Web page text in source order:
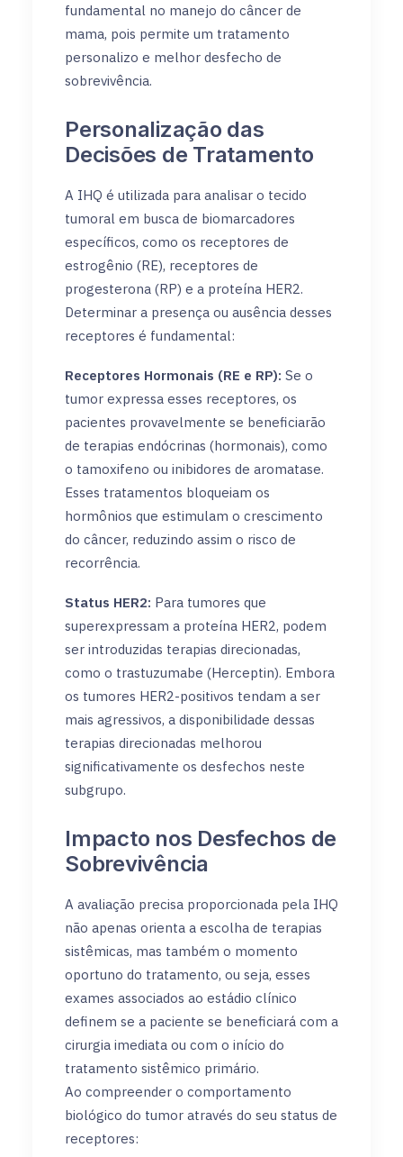
fundamental no manejo do câncer de
mama, pois permite um tratamento
personalizo e melhor desfecho de
sobrevivência.
Personalização das
Decisões de Tratamento
A IHQ é utilizada para analisar o tecido
tumoral em busca de biomarcadores
específicos, como os receptores de
estrogênio (RE), receptores de
progesterona (RP) e a proteína HER2.
Determinar a presença ou ausência desses
receptores é fundamental:
Receptores Hormonais (RE e RP): Se o
tumor expressa esses receptores, os
pacientes provavelmente se beneficiarão
de terapias endócrinas (hormonais), como
o tamoxifeno ou inibidores de aromatase.
Esses tratamentos bloqueiam os
hormônios que estimulam o crescimento
do câncer, reduzindo assim o risco de
recorrência.
Status HER2: Para tumores que
superexpressam a proteína HER2, podem
ser introduzidas terapias direcionadas,
como o trastuzumabe (Herceptin). Embora
os tumores HER2-positivos tendam a ser
mais agressivos, a disponibilidade dessas
terapias direcionadas melhorou
significativamente os desfechos neste
subgrupo.
Impacto nos Desfechos de
Sobrevivência
A avaliação precisa proporcionada pela IHQ
não apenas orienta a escolha de terapias
sistêmicas, mas também o momento
oportuno do tratamento, ou seja, esses
exames associados ao estádio clínico
definem se a paciente se beneficiará com a
cirurgia imediata ou com o início do
tratamento sistêmico primário.
Ao compreender o comportamento
biológico do tumor através do seu status de
receptores: